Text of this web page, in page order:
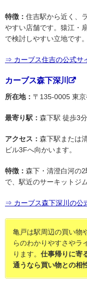
特徴： 住吉駅から近く、
やすい店舗です。猿江・
で検討しやすい立地です。
⇒ カーブス住吉の公式サ
カーブス森下深川
所在地： 〒135-0005 東
最寄り駅： 森下駅 徒歩3
アクセス： 森下駅または
ビル3Fへ向かいます。
特徴： 森下・清澄白河の
で、駅近のサーキットジ
⇒ カーブス森下深川の公
亀戸は駅周辺の買い物
らのわかりやすさやラ
ります。 仕事帰りに寄
通うなら買い物との相